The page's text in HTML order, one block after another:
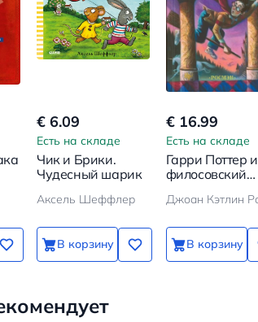
€ 6.09
Есть на складе
Чик и Брики.
Чудесный шарик
Аксель Шеффлер
В корзину
€ 16.99
Есть на складе
Гарри Поттер и
филосовский
В корзину